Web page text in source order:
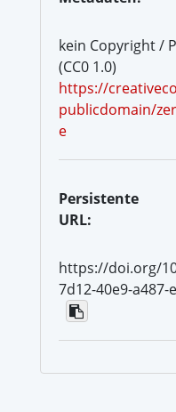
kein Copyright /
(CC0 1.0)
https://
publicdomain/
e
Persistente
URL:
https://doi.org/
7d12-40e9-a487-